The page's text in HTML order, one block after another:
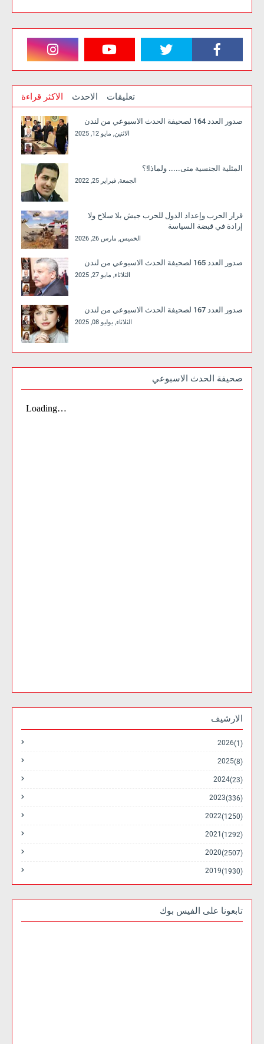
الاكثر قراءة الاحدث تعليقات
صدور العدد 164 لصحيفة الحدث الاسبوعي من لندن
الاثنين, مايو 12, 2025
المثلية الجنسية متى..... ولماذا!؟
الجمعة, فبراير 25, 2022
قرار الحرب وإعداد الدول للحرب جيش بلا سلاح ولا
إرادة في قبضة السياسة
الخميس, مارس 26, 2026
صدور العدد 165 لصحيفة الحدث الاسبوعي من لندن
الثلاثاء, مايو 27, 2025
صدور العدد 167 لصحيفة الحدث الاسبوعي من لندن
الثلاثاء, يوليو 08, 2025
صحيفة الحدث الاسبوعي
الارشيف
2026 (1)
2025 (8)
2024 (23)
2023 (336)
2022 (1250)
2021 (1292)
2020 (2507)
2019 (1930)
تابعونا على الفيس بوك